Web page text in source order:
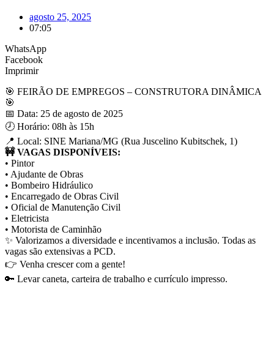
agosto 25, 2025
07:05
WhatsApp
Facebook
Imprimir
🎯 FEIRÃO DE EMPREGOS – CONSTRUTORA DINÂMICA
🎯
📅 Data: 25 de agosto de 2025
🕗 Horário: 08h às 15h
📍 Local: SINE Mariana/MG (Rua Juscelino Kubitschek, 1)
🚧 VAGAS DISPONÍVEIS:
• Pintor
• Ajudante de Obras
• Bombeiro Hidráulico
• Encarregado de Obras Civil
• Oficial de Manutenção Civil
• Eletricista
• Motorista de Caminhão
✨ Valorizamos a diversidade e incentivamos a inclusão. Todas as
vagas são extensivas a PCD.
👉 Venha crescer com a gente!
🔑 Levar caneta, carteira de trabalho e currículo impresso.